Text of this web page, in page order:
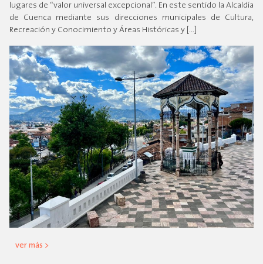
lugares de “valor universal excepcional”. En este sentido la Alcaldía
de Cuenca mediante sus direcciones municipales de Cultura,
Recreación y Conocimiento y Áreas Históricas y […]
ver más >